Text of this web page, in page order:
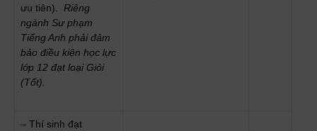
ưu tiên). Riêng
ngành Sư phạm
Tiếng Anh phải đảm
bảo điều kiện học lực
lớp 12 đạt loại Giỏi
(Tốt).
– Thí sinh đạt